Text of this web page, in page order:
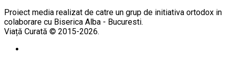
Proiect media realizat de catre un grup de initiativa ortodox in
colaborare cu Biserica Alba - Bucuresti.
Viață Curată © 2015-2026.